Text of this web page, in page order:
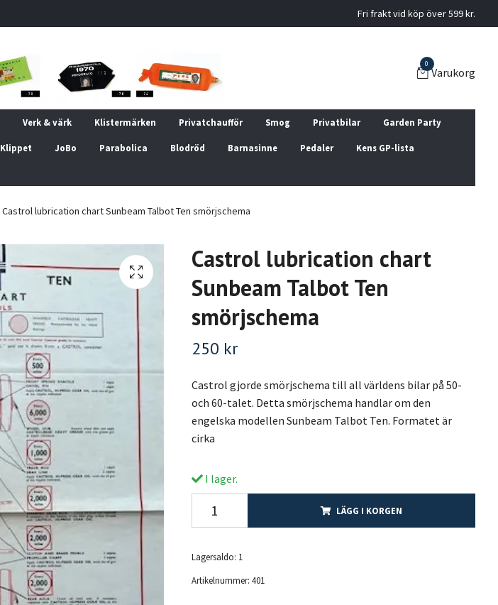
Fri frakt vid köp över 599 kr.
0
Varukorg
Verk & värk Klistermärken Privatchaufför Smog Privatbilar Garden Party
Klippet JoBo Parabolica Blodröd Barnasinne Pedaler Kens GP-lista
Castrol lubrication chart Sunbeam Talbot Ten smörjschema
Castrol lubrication chart
Sunbeam Talbot Ten
smörjschema
250 kr
Castrol gjorde smörjschema till all världens bilar på 50-
och 60-talet. Detta smörjschema handlar om den
engelska modellen Sunbeam Talbot Ten. Formatet är
cirka
I lager.
LÄGG I KORGEN
Lagersaldo: 1
Artikelnummer: 401